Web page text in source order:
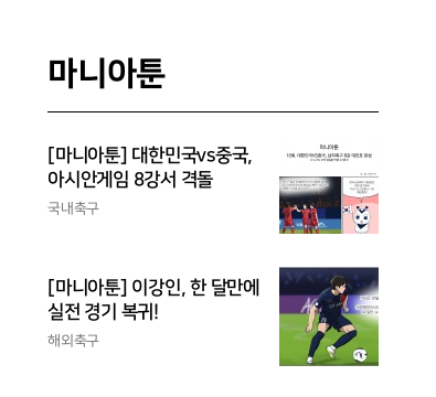
마니아툰
[마니아툰] 대한민국vs중국,
아시안게임 8강서 격돌
국내축구
[마니아툰] 이강인, 한 달만에
실전 경기 복귀!
해외축구